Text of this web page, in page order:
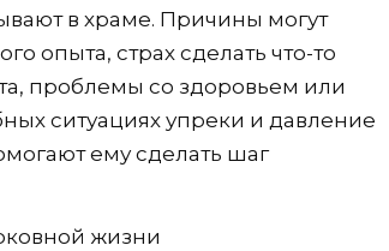
в храме. Причины могут
опыта, страх сделать что-то
проблемы со здоровьем или
ситуациях упреки и давление
ему сделать шаг
жизни